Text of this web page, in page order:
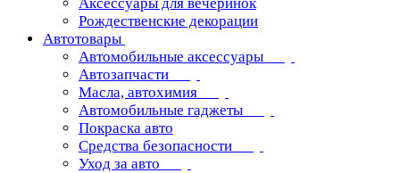
Рождественские декорации
Автотовары
Автомобильные аксессуары
Автозапчасти
Масла, автохимия
Автомобильные гаджеты
Покраска авто
Средства безопасности
Уход за авто